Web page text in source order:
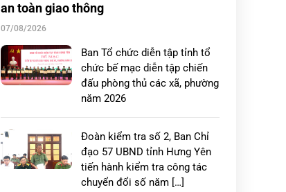
an toàn giao thông
07/08/2026
Ban Tổ chức diễn tập tỉnh tổ
chức bế mạc diễn tập chiến
đấu phòng thủ các xã, phường
năm 2026
Đoàn kiểm tra số 2, Ban Chỉ
đạo 57 UBND tỉnh Hưng Yên
tiến hành kiểm tra công tác
chuyển đổi số năm […]